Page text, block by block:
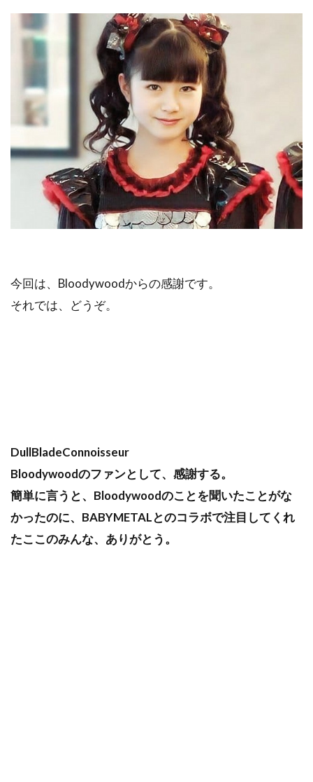
今回は、Bloodywoodからの感謝です。
それでは、どうぞ。
DullBladeConnoisseur
Bloodywoodのファンとして、感謝する。
簡単に言うと、Bloodywoodのことを聞いたことがな
かったのに、BABYMETALとのコラボで注目してくれ
たここのみんな、ありがとう。